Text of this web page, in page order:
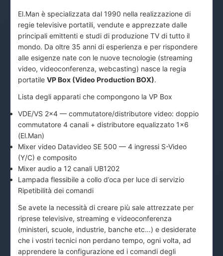
El.Man è specializzata dal 1990 nella realizzazione di
regie televisive portatili, vendute e apprezzate dalle
principali emittenti e studi di produzione TV di tutto il
mondo. Da oltre 35 anni di esperienza e per rispondere
alle esigenze nate con le nuove tecnologie (streaming
video, videoconferenza, webcasting) nasce la regia
portatileVP Box (Video Production BOX).
Lista degli apparati che compongono la VP Box
VDE/VS 2x4 — commutatore/distributore video: doppio
commutatore 4 canali + distributore equalizzato 1x6
(El.Man)
Mixer video Datavideo SE 500 — 4 ingressi S-Video
(Y/C) e composito
Mixer audio a 12 canali UB1202
Lampada flessibile a collo d’oca per luce di servizio
Ripetibilità dei comandi
Se avete la necessità di creare più sale attrezzate per
riprese televisive, streaming e videoconferenza
(ministeri, scuole, industrie, banche etc…) e desiderate
che i vostri tecnici non perdano tempo, ogni volta, ad
apprendere la configurazione ed i comandi degli